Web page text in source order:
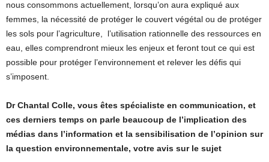
nous consommons actuellement, lorsqu’on aura expliqué aux
femmes, la nécessité de protéger le couvert végétal ou de protéger
les sols pour l’agriculture, l’utilisation rationnelle des ressources en
eau, elles comprendront mieux les enjeux et feront tout ce qui est
possible pour protéger l’environnement et relever les défis qui
s’imposent.
Dr Chantal Colle, vous êtes spécialiste en communication, et
ces derniers temps on parle beaucoup de l’implication des
médias dans l’information et la sensibilisation de l’opinion sur
la question environnementale, votre avis sur le sujet